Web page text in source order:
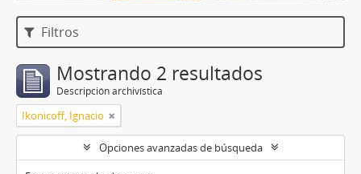
Filtros
Mostrando 2 resultados
Descripción archivística
Ikonicoff, Ignacio
Opciones avanzadas de búsqueda